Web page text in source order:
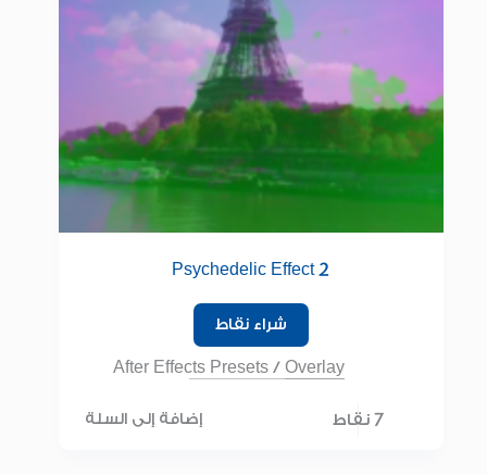
Psychedelic Effect 2
شراء نقاط
After Effects Presets /Overlay
7 نقاط إضافة إلى السلة